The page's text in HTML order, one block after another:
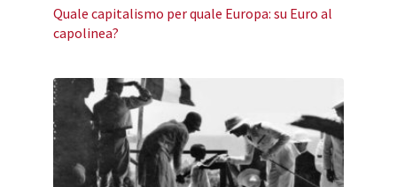
Quale capitalismo per quale Europa: su Euro al
capolinea?